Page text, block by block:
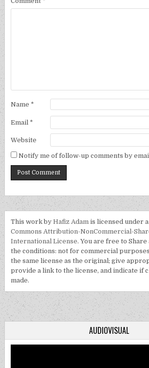
Name *
Email *
Website
Notify me of follow-up comments by
This work byHafiz Adam is licensed under
Commons Attribution-NonCommercial-
International License. You are free to
the conditions: not for commercial
the same license as the original; give
provide a link to the license, and indicate if
made.
AUDIOVISUAL